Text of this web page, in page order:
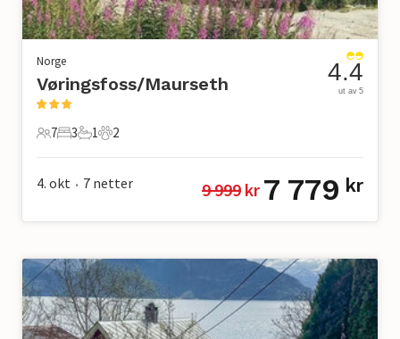
Norge
Vøringsfoss/Maurseth
7 Gjester
7
3 Soverom
3
1 Bad
1
2 Kjæledyr
2
4.4
ut av 5
4. okt • 7 netter 9 999 kr 7 779 kr